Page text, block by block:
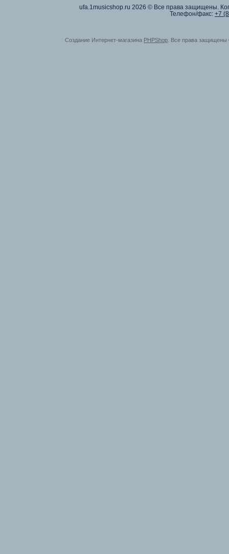
ufa.1musicshop.ru 2026 © Все права защищены.
Телефон/факс: +7
Создание Интернет-магазина PHPShop . Все права защищены